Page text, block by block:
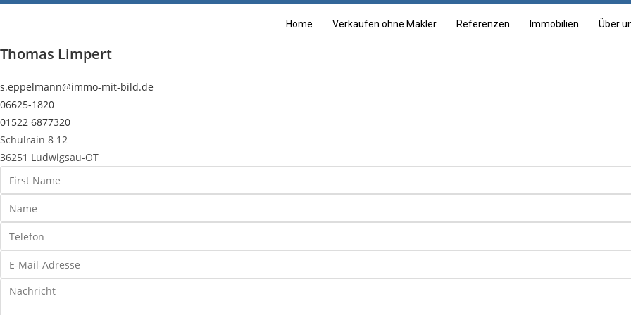
Home Verkaufen ohne Makler Referenzen Immobilien Über
Thomas Limpert
s.eppelmann@immo-mit-bild.de
06625-1820
01522 6877320
Schulrain 8 12
36251 Ludwigsau-OT